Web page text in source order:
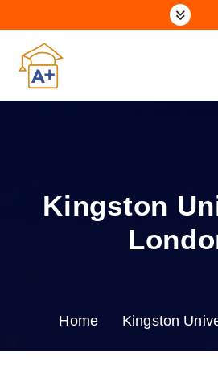
o
Kingston
Home Kingston